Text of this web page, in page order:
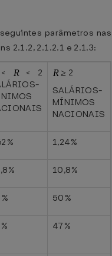
parâmetros nas
2.1.2, 2.1.2.1 e 2.1.3:
< 2
2
SALÁRIOS-
MÍNIMOS
NACIONAIS
1,24%
10,8%
50%
47%